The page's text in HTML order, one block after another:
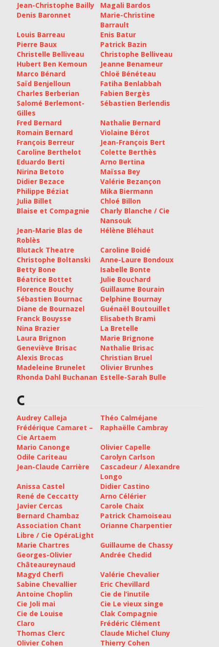
Jean-Christophe Bailly
Magali Bardos
Denis Baronnet
Marie-Christine
Barrault
Louis Barreau
Enis Batur
Pierre Baux
Patrick Bazin
Christelle Belliveau
Christophe Belliveau
Hubert Ben Kemoun
Jeanne Benameur
Marco Bénard
Chloë Bénéteau
Saïd Benjelloun
Fatiha Benlabbah
Charles Berberian
Fabien Bergès
Salomé Berlemont-
Gilles
Sébastien Berlendis
Fred Bernard
Nathalie Bernard
Romain Bernard
Violaine Bérot
François Berreur
Jean-François Bert
Caroline Berthelot
Colette Berthès
Eduardo Berti
Arno Bertina
Nirina Betoto
Maïssa Bey
Didier Bezace
Valérie Bezançon
Philippe Béziat
Mika Biermann
Julia Billet
Chloé Billon
Blaise et Compagnie
Charly Blanche / Cie
Nansouk
Jean-Marie Blas de
Roblès
Hélène Bléhaut
Blutack Theatre
Caroline Boidé
Christophe Boltanski
Anne-Laure Bondoux
Betty Bone
Isabelle Bonte
Béatrice Bottet
Julie Bouchard
Florence Bouchy
Guillaume Bourain
Sébastien Bournac
Delphine Bournay
Diane de Bournazel
Guénaël Boutouillet
Franck Bouysse
Elisabeth Brami
Nina Brazier
La Bretelle
Laura Brignon
Marie Brignone
Geneviève Brisac
Nathalie Brisac
Alexis Brocas
Christian Bruel
Madeleine Brunelet
Olivier Brunhes
Rhonda Dahl Buchanan Estelle-Sarah Bulle
C
Audrey Calleja
Théo Calméjane
Frédérique Camaret –
Cie Artaem
Raphaëlle Cambray
Mario Canonge
Olivier Capelle
Odile Cariteau
Carolyn Carlson
Jean-Claude Carrière
Cascadeur / Alexandre
Longo
Anissa Castel
Didier Castino
René de Ceccatty
Arno Célérier
Javier Cercas
Carole Chaix
Bernard Chambaz
Patrick Chamoiseau
Association Chant
Libre / Cie OpéraLight
Orianne Charpentier
Marie Chartres
Guillaume de Chassy
Georges-Olivier
Châteaureynaud
Andrée Chedid
Magyd Cherfi
Valérie Chevalier
Sabine Chevallier
Eric Chevillard
Antoine Choplin
Cie de l’inutile
Cie Joli mai
Cie Le vieux singe
Cie de Louise
Clak Compagnie
Claro
Frédéric Clément
Thomas Clerc
Claude Michel Cluny
Olivier Cohen
Thierry Cohen